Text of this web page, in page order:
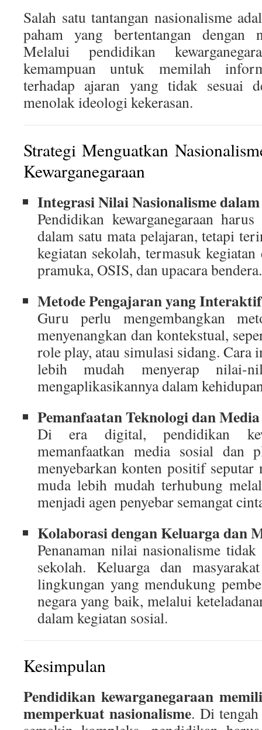
Salah satu tantangan nasionalisme
paham yang bertentangan dengan
Melalui pendidikan
kemampuan untuk memilah
terhadap ajaran yang tidak sesuai
menolak ideologi kekerasan.
Strategi Menguatkan
Kewarganegaraan
Integrasi Nilai Nasionalisme
Pendidikan kewarganegaraan
dalam satu mata pelajaran, tetapi
kegiatan sekolah, termasuk
pramuka, OSIS, dan upacara bendera.
Metode Pengajaran yang Interaktif
Guru perlu mengembangkan
menyenangkan dan kontekstual,
role play, atau simulasi sidang. Cara
lebih mudah menyerap nilai-
mengaplikasikannya dalam
Pemanfaatan Teknologi dan
Di era digital, pendidikan
memanfaatkan media sosial dan
menyebarkan konten positif seputar
muda lebih mudah terhubung
menjadi agen penyebar semangat
Kolaborasi dengan Keluarga dan
Penanaman nilai nasionalisme
sekolah. Keluarga dan
lingkungan yang mendukung
negara yang baik, melalui
dalam kegiatan sosial.
Kesimpulan
Pendidikan kewarganegaraan
memperkuat nasionalisme. Di